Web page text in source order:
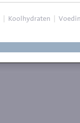
| Koolhydraten |